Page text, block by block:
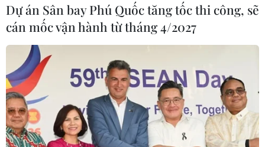
Dự án Sân bay Phú Quốc tăng tốc thi công, sẽ
cán mốc vận hành từ tháng 4/2027